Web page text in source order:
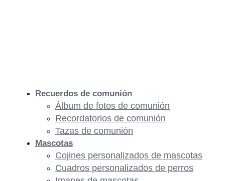
Recuerdos de comunión
Álbum de fotos de comunión
Recordatorios de comunión
Tazas de comunión
Mascotas
Cojines personalizados de mascotas
Cuadros personalizados de perros